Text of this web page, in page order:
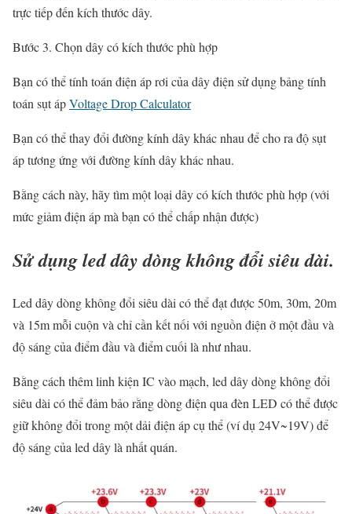
trực tiếp đến kích thước dây.
Bước 3. Chọn dây có kích thước phù hợp
Bạn có thể tính toán điện áp rơi của dây điện sử dụng bảng tính
toán sụt ápVoltage Drop Calculator
Bạn có thể thay đổi đường kính dây khác nhau để cho ra độ sụt
áp tương ứng với đường kính dây khác nhau.
Bằng cách này, hãy tìm một loại dây có kích thước phù hợp (với
mức giảm điện áp mà bạn có thể chấp nhận được)
Sử dụng led dây dòng không đổi siêu dài.
Led dây dòng không đổi siêu dài có thể đạt được 50m, 30m, 20m
và 15m mỗi cuộn và chỉ cần kết nối với nguồn điện ở một đầu và
độ sáng của điểm đầu và điểm cuối là như nhau.
Bằng cách thêm linh kiện IC vào mạch, led dây dòng không đổi
siêu dài có thể đảm bảo rằng dòng điện qua đèn LED có thể được
giữ không đổi trong một dải điện áp cụ thể (ví dụ 24V~19V) để
độ sáng của led dây là nhất quán.